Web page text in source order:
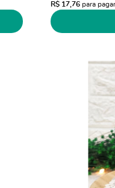
R$ 17,76para